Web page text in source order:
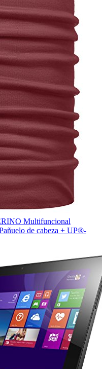
Multifuncional
de cabeza + UP®-